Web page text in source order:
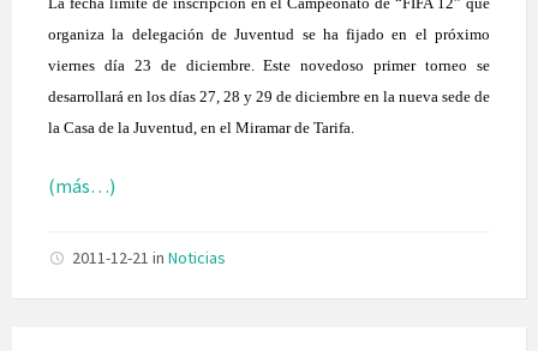
organiza la delegación de Juventud se ha fijado en el próximo
viernes día 23 de diciembre. Este novedoso primer torneo se
desarrollará en los días 27, 28 y 29 de diciembre en la nueva sede de
la Casa de la Juventud, en el Miramar de Tarifa.
(más…)
2011-12-21 in Noticias